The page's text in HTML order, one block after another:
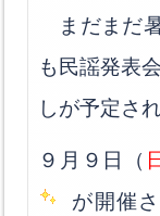
まだまだ
も民謡発表
しが予定さ
９月９日（
が開催